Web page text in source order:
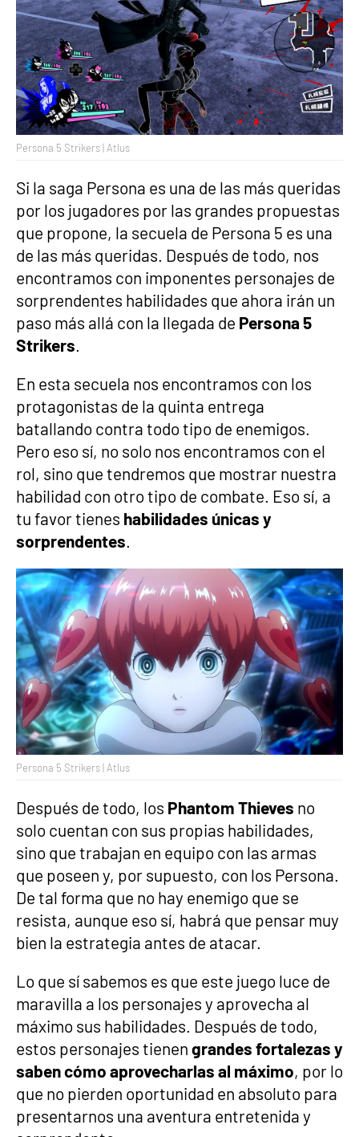
Persona 5 Strikers | Atlus
Si la saga Persona es una de las más queridas
por los jugadores por las grandes propuestas
que propone, la secuela de Persona 5 es una
de las más queridas. Después de todo, nos
encontramos con imponentes personajes de
sorprendentes habilidades que ahora irán un
paso más allá con la llegada de Persona 5
Strikers.
En esta secuela nos encontramos con los
protagonistas de la quinta entrega
batallando contra todo tipo de enemigos.
Pero eso sí, no solo nos encontramos con el
rol, sino que tendremos que mostrar nuestra
habilidad con otro tipo de combate. Eso sí, a
tu favor tienes habilidades únicas y
sorprendentes.
Persona 5 Strikers | Atlus
Después de todo, los Phantom Thieves no
solo cuentan con sus propias habilidades,
sino que trabajan en equipo con las armas
que poseen y, por supuesto, con los Persona.
De tal forma que no hay enemigo que se
resista, aunque eso sí, habrá que pensar muy
bien la estrategia antes de atacar.
Lo que sí sabemos es que este juego luce de
maravilla a los personajes y aprovecha al
máximo sus habilidades. Después de todo,
estos personajes tienen grandes fortalezas y
saben cómo aprovecharlas al máximo, por lo
que no pierden oportunidad en absoluto para
presentarnos una aventura entretenida y